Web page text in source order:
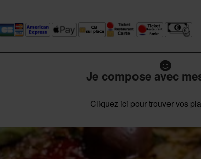
Je compose avec
Cliquez ici pour trouver vos